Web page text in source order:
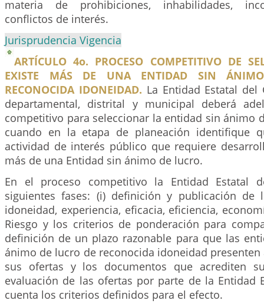
materia de prohibiciones, inhabilidades,
conflictos de interés.
Jurisprudencia Vigencia
ARTÍCULO 4o. PROCESO COMPETITIVO DE
EXISTE MÁS DE UNA ENTIDAD SIN
RECONOCIDA IDONEIDAD. La Entidad Estatal del
departamental, distrital y municipal deberá
competitivo para seleccionar la entidad sin ánimo
cuando en la etapa de planeación identifique
actividad de interés público que requiere
más de una Entidad sin ánimo de lucro.
En el proceso competitivo la Entidad Estatal
siguientes fases: (i) definición y publicación de
idoneidad, experiencia, eficacia, eficiencia,
Riesgo y los criterios de ponderación para
definición de un plazo razonable para que las
ánimo de lucro de reconocida idoneidad presenten
sus ofertas y los documentos que acrediten
evaluación de las ofertas por parte de la Entidad
cuenta los criterios definidos para el efecto.